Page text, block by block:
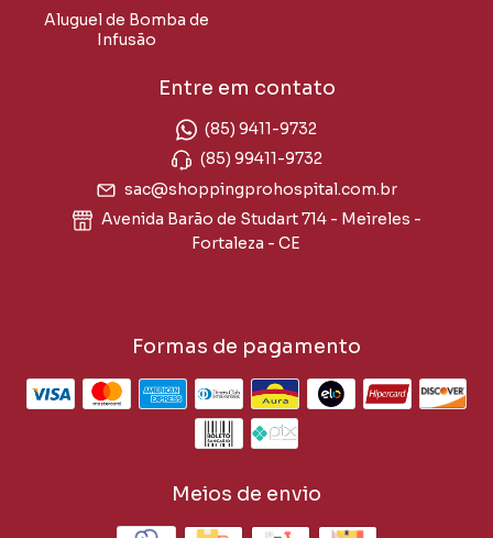
Aluguel de Bomba de
Infusão
Entre em contato
(85) 9411-9732
(85) 99411-9732
sac@shoppingprohospital.com.br
Avenida Barão de Studart 714 - Meireles -
Fortaleza - CE
Formas de pagamento
Meios de envio